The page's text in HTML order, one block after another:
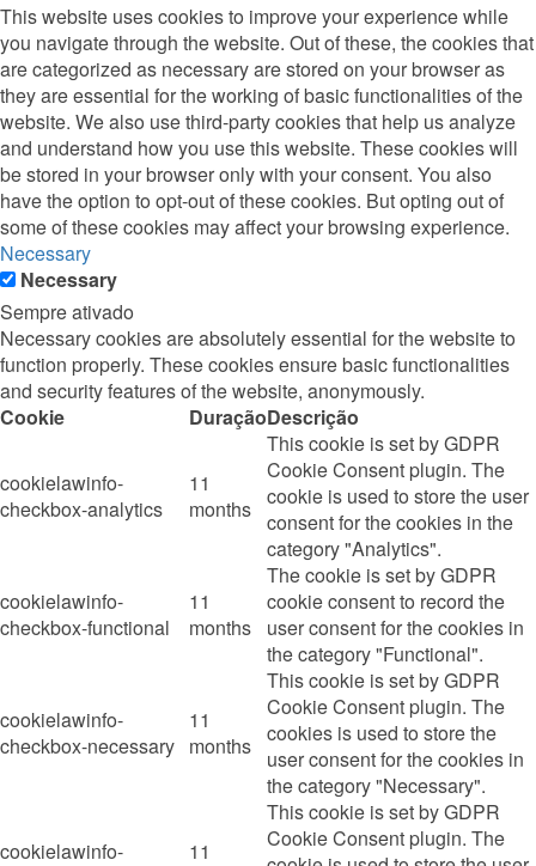
This website uses cookies to improve your experience while
you navigate through the website. Out of these, the cookies that
are categorized as necessary are stored on your browser as
they are essential for the working of basic functionalities of the
website. We also use third-party cookies that help us analyze
and understand how you use this website. These cookies will
be stored in your browser only with your consent. You also
have the option to opt-out of these cookies. But opting out of
some of these cookies may affect your browsing experience.
Necessary
Necessary
Sempre ativado
Necessary cookies are absolutely essential for the website to
function properly. These cookies ensure basic functionalities
and security features of the website, anonymously.
Cookie
DuraçãoDescrição
cookielawinfo-
checkbox-analytics
11
months
This cookie is set by GDPR
Cookie Consent plugin. The
cookie is used to store the user
consent for the cookies in the
category "Analytics".
cookielawinfo-
checkbox-functional
11
months
The cookie is set by GDPR
cookie consent to record the
user consent for the cookies in
the category "Functional".
cookielawinfo-
checkbox-necessary
11
months
This cookie is set by GDPR
Cookie Consent plugin. The
cookies is used to store the
user consent for the cookies in
the category "Necessary".
cookielawinfo-
11
This cookie is set by GDPR
Cookie Consent plugin. The